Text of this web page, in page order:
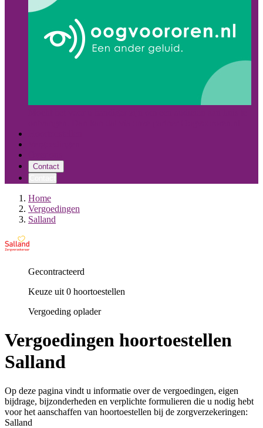
Contact
Home
Vergoedingen
Salland
Gecontracteerd
Keuze uit 0 hoortoestellen
Vergoeding oplader
Vergoedingen hoortoestellen
Salland
Op deze pagina vindt u informatie over de vergoedingen, eigen
bijdrage, bijzonderheden en verplichte formulieren die u nodig hebt
voor het aanschaffen van hoortoestellen bij de zorgverzekeringen:
Salland